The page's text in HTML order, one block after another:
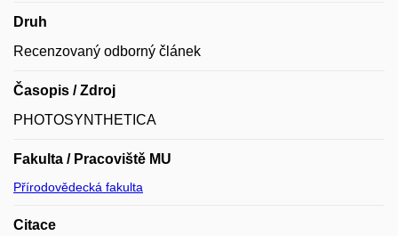
Druh
Recenzovaný odborný článek
Časopis / Zdroj
PHOTOSYNTHETICA
Fakulta / Pracoviště MU
Přírodovědecká fakulta
Citace